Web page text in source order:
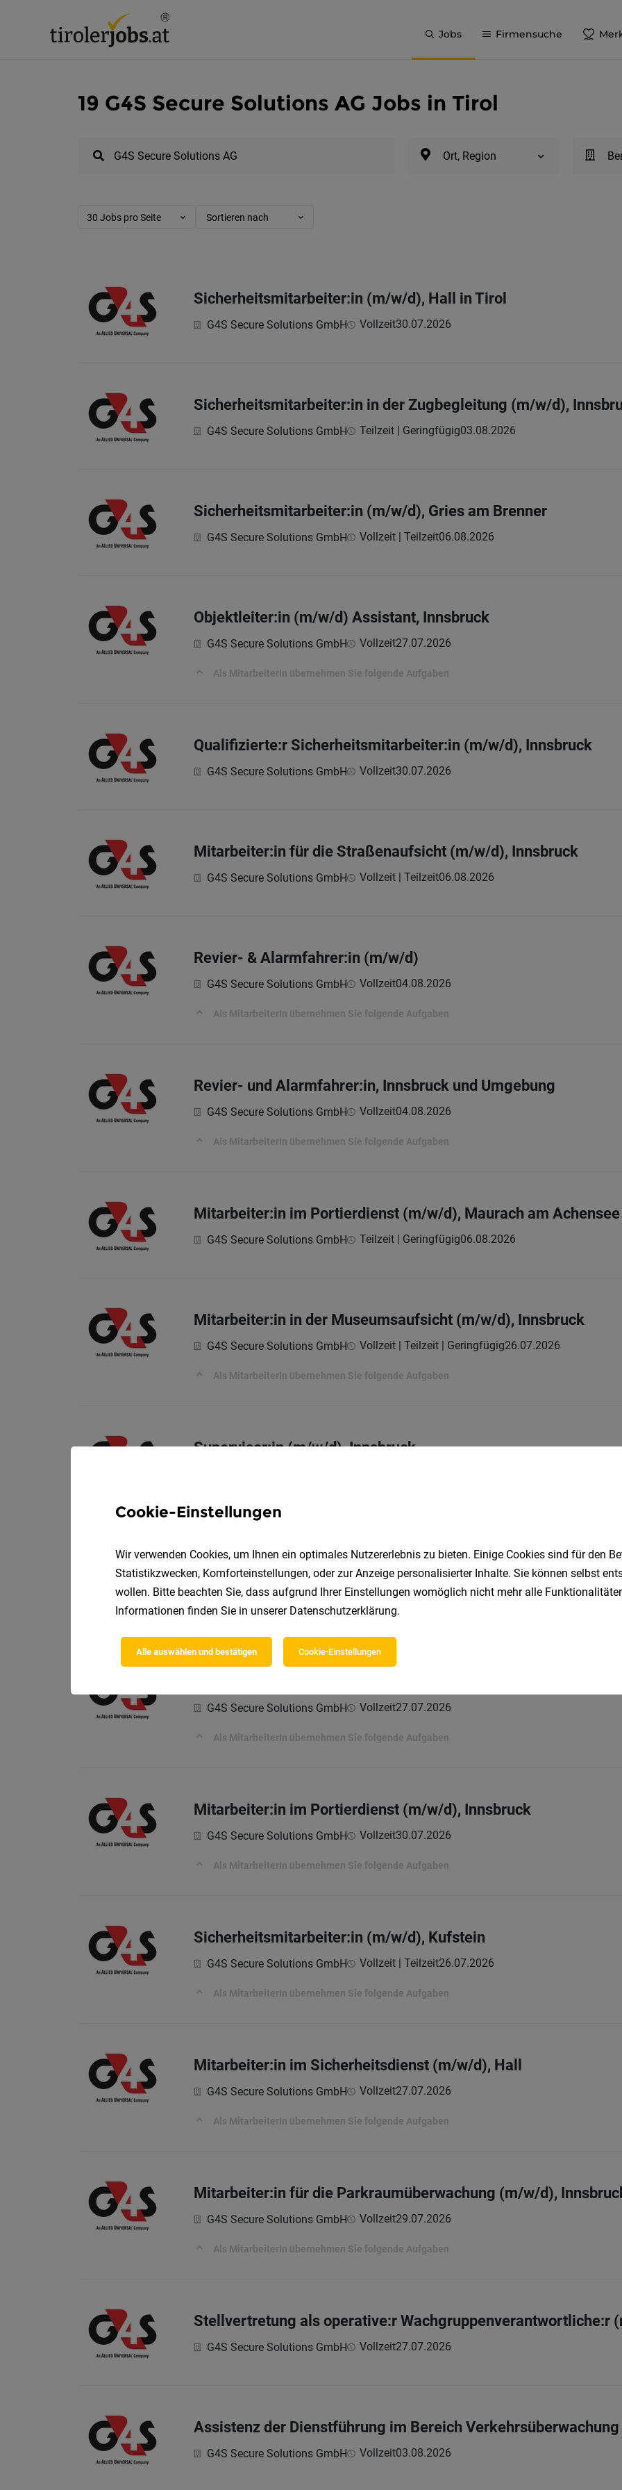
Jobs Firmensuche
19 G4S Secure Solutions AG Jobs in Tirol
Ort, Region
30 Jobs pro Seite Sortieren nach
Sicherheitsmitarbeiter:in (m/w/d), Hall in Tirol
G4S Secure Solutions GmbH Vollzeit30.07.2026
Sicherheitsmitarbeiter:in in der Zugbegleitung (m/w/d),
G4S Secure Solutions GmbH Teilzeit | Geringfügig03.08.2026
Sicherheitsmitarbeiter:in (m/w/d), Gries am Brenner
G4S Secure Solutions GmbH Vollzeit | Teilzeit06.08.2026
Objektleiter:in (m/w/d) Assistant, Innsbruck
G4S Secure Solutions GmbH Vollzeit27.07.2026
Als MitarbeiterIn übernehmen Sie folgende Aufgaben
Qualifizierte:r Sicherheitsmitarbeiter:in (m/w/d), Innsbruck
G4S Secure Solutions GmbH Vollzeit30.07.2026
Mitarbeiter:in für die Straßenaufsicht (m/w/d), Innsbruck
G4S Secure Solutions GmbH Vollzeit | Teilzeit06.08.2026
Revier- & Alarmfahrer:in (m/w/d)
G4S Secure Solutions GmbH Vollzeit04.08.2026
Als MitarbeiterIn übernehmen Sie folgende Aufgaben
Revier- und Alarmfahrer:in, Innsbruck und Umgebung
G4S Secure Solutions GmbH Vollzeit04.08.2026
Als MitarbeiterIn übernehmen Sie folgende Aufgaben
Mitarbeiter:in im Portierdienst (m/w/d), Maurach am Achensee
G4S Secure Solutions GmbH Teilzeit | Geringfügig06.08.2026
Mitarbeiter:in in der Museumsaufsicht (m/w/d), Innsbruck
G4S Secure Solutions GmbH Vollzeit | Teilzeit | Geringfügig26.07.2026
Als MitarbeiterIn übernehmen Sie folgende Aufgaben
Supervisor:in (m/w/d), Innsbruck
Mitarbeiter:in im Bahnhofsicherheitsdienst (m/w/d), Innsbruck
G4S Secure Solutions GmbH Vollzeit 03.08.2026
Als MitarbeiterIn übernehmen Sie folgende Aufgaben
G4S Secure Solutions GmbH Vollzeit27.07.2026
Als MitarbeiterIn übernehmen Sie folgende Aufgaben
Mitarbeiter:in im Portierdienst (m/w/d), Innsbruck
G4S Secure Solutions GmbH Vollzeit30.07.2026
Als MitarbeiterIn übernehmen Sie folgende Aufgaben
Sicherheitsmitarbeiter:in (m/w/d), Kufstein
G4S Secure Solutions GmbH Vollzeit | Teilzeit26.07.2026
Als MitarbeiterIn übernehmen Sie folgende Aufgaben
Mitarbeiter:in im Sicherheitsdienst (m/w/d), Hall
G4S Secure Solutions GmbH Vollzeit27.07.2026
Als MitarbeiterIn übernehmen Sie folgende Aufgaben
Mitarbeiter:in für die Parkraumüberwachung (m/w/d),
G4S Secure Solutions GmbH Vollzeit29.07.2026
Als MitarbeiterIn übernehmen Sie folgende Aufgaben
Stellvertretung als operative:r Wachgruppenverantwortliche:r
G4S Secure Solutions GmbH Vollzeit27.07.2026
Assistenz der Dienstführung im Bereich
G4S Secure Solutions GmbH Vollzeit03.08.2026
Cookie-Einstellungen
Wir verwenden Cookies, um Ihnen ein optimales Nutzererlebnis zu bieten. Einige Cookies sind für den
Statistikzwecken, Komforteinstellungen, oder zur Anzeige personalisierter Inhalte. Sie können selbst
wollen. Bitte beachten Sie, dass aufgrund Ihrer Einstellungen womöglich nicht mehr alle
Informationen finden Sie in unserer Datenschutzerklärung.
Alle auswählen und bestätigen Cookie-Einstellungen